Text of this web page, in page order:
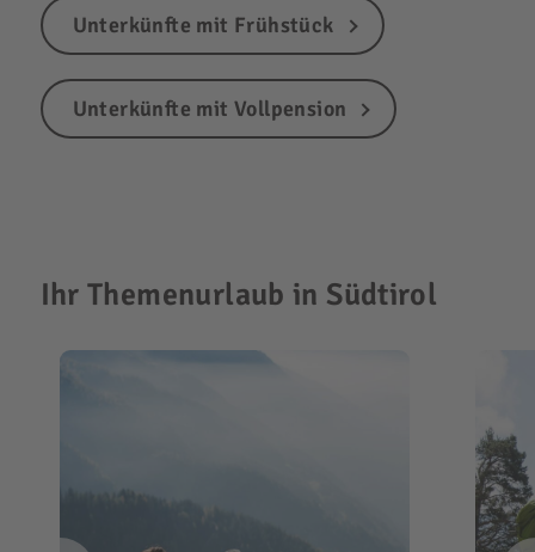
Unterkünfte mit Frühstück
Unterkünfte mit Vollpension
Ihr Themenurlaub in Südtirol